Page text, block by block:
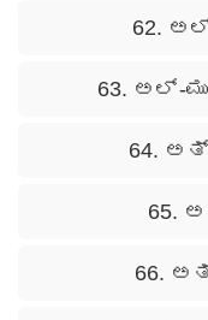
62. ಅಲ್
63. ಅಲ್ -
64.
65.
66.